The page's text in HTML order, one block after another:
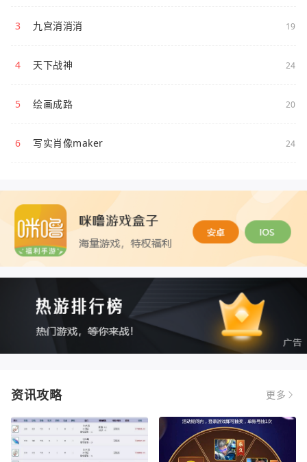
3 九宫消消消 19
4 天下战神 24
5 绘画成路 20
6 写实肖像maker 24
资讯攻略 更多